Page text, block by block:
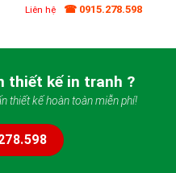
Liên hệ ☎ 0915.278.598
thiết kế in tranh ?
thiết kế hoàn toàn miễn phí!